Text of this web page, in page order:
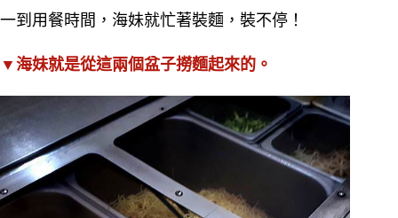
一到用餐時間，海妹就忙著裝麵，裝不停！
▼海妹就是從這兩個盆子撈麵起來的。